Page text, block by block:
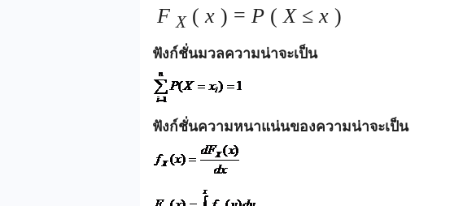
F X( x ) = P ( X≤ x )
ฟังก์ชั่นมวลความน่าจะเป็น
ฟังก์ชั่นความหนาแน่นของความน่าจะเป็น